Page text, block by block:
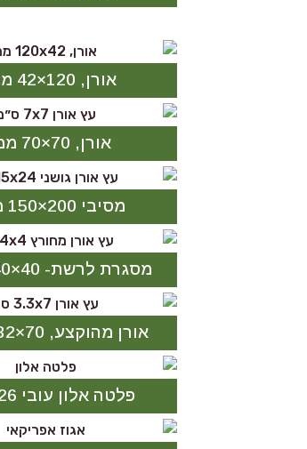
אורן, 120×42 ממ
אורן, 70×70 ממ
מסיבי 200×150 ממ
מסגרת לרשת- 40×40 מ״מ
אורן מהוקצע, 70×32 מ״מ
פלטה אלון עובי 26 ממ